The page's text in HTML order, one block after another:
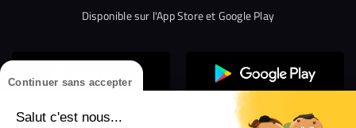
Continuer sans accepter
Salut c'est nous...
Disponible sur l'App Store et Google Play